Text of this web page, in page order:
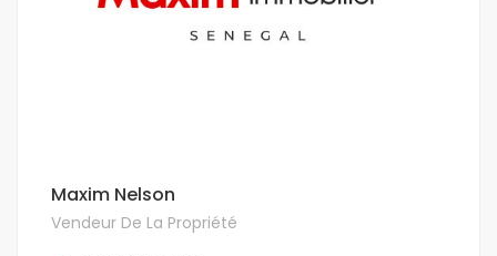
Maxim Nelson
Vendeur De La Propriété